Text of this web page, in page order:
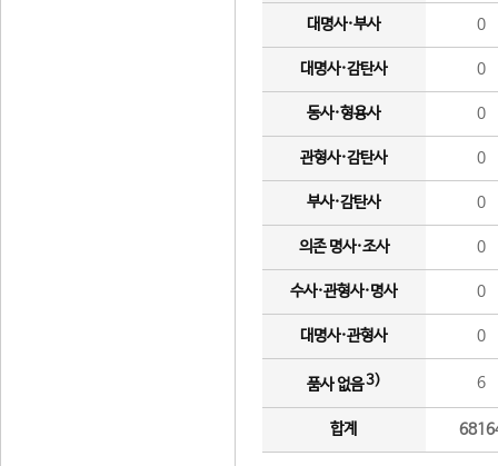
대명사·부사 0
대명사·감탄사 0
동사·형용사 0
관형사·감탄사 0
부사·감탄사 0
의존 명사·조사 0
수사·관형사·명사 0
대명사·관형사 0
품사 없음3) 6
합계